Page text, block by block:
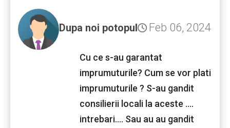
Dupa noi potopul Feb 06, 2024
Cu ce s-au garantat
imprumuturile? Cum se vor plati
imprumuturile ? S-au gandit
consilierii locali la aceste ....
intrebari.... Sau au au gandit